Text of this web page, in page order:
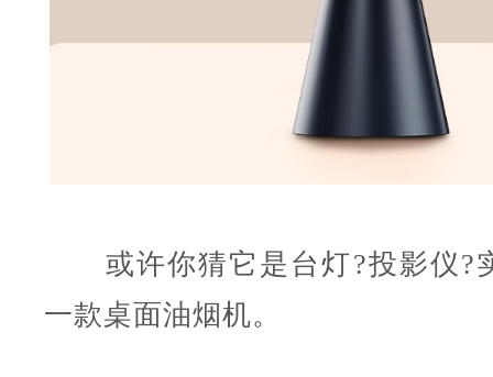
或许你猜它是台灯?投影仪?
一款桌面油烟机。